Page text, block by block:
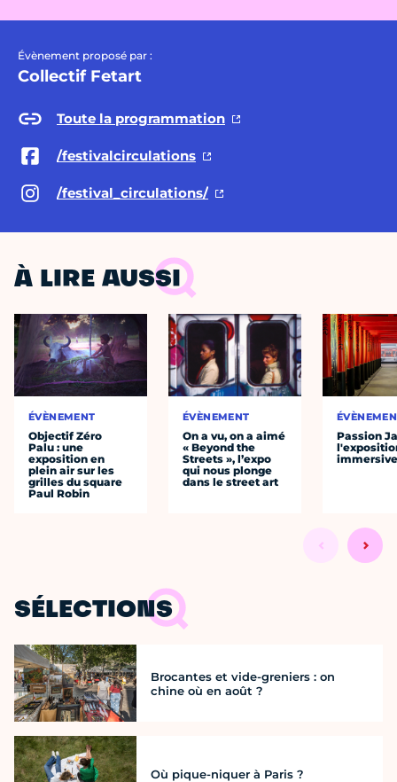
Évènement proposé par :
Collectif Fetart
Toute la programmation
/festivalcirculations
/festival_circulations/
À LIRE AUSSI
ÉVÈNEMENT
Objectif Zéro
Palu : une
exposition en
plein air sur les
grilles du square
Paul Robin
ÉVÈNEMENT
On a vu, on a aimé
« Beyond the
Streets », l’expo
qui nous plonge
dans le street art
Passion
SÉLECTIONS
Brocantes et vide-greniers : on
chine où en août ?
Où pique-niquer à Paris ?